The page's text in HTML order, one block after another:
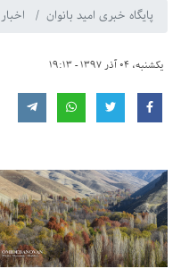
پایگاه خبری امید بانوان اخبار
یکشنبه، 04 آذر 1397 - 19:13